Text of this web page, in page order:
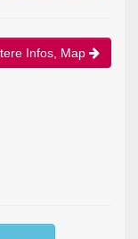
Infos, Map